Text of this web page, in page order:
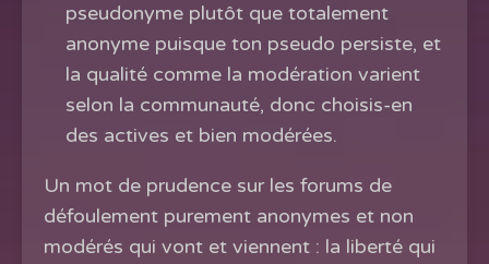
pseudonyme plutôt que totalement
anonyme puisque ton pseudo persiste, et
la qualité comme la modération varient
selon la communauté, donc choisis-en
des actives et bien modérées.
Un mot de prudence sur les forums de
défoulement purement anonymes et non
modérés qui vont et viennent : la liberté qui